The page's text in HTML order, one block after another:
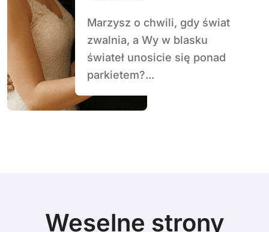
Marzysz o chwili, gdy świat
zwalnia, a Wy w blasku
świateł unosicie się ponad
parkietem?...
Weselne strony